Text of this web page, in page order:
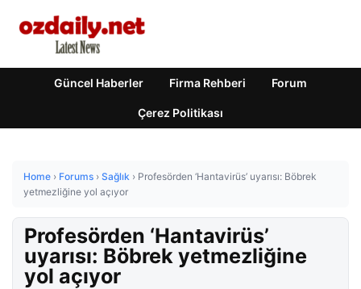
Güncel Haberler Firma Rehberi Forum
Çerez Politikası
Home › Forums › Sağlık › Profesörden ‘Hantavirüs’ uyarısı: Böbrek
yetmezliğine yol açıyor
Profesörden ‘Hantavirüs’
uyarısı: Böbrek yetmezliğine
yol açıyor